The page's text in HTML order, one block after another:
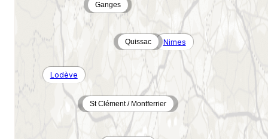
Nimes
Lodève
Ganges
Quissac
St Clément / Montferrier